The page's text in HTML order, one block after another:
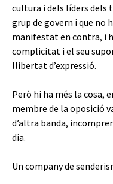
cultura i dels líders dels
grup de govern i que no
manifestat en contra, i
complicitat i el seu
llibertat d’expressió.
Però hi ha més la cosa,
membre de la oposició
d’altra banda,
dia.
Un company de